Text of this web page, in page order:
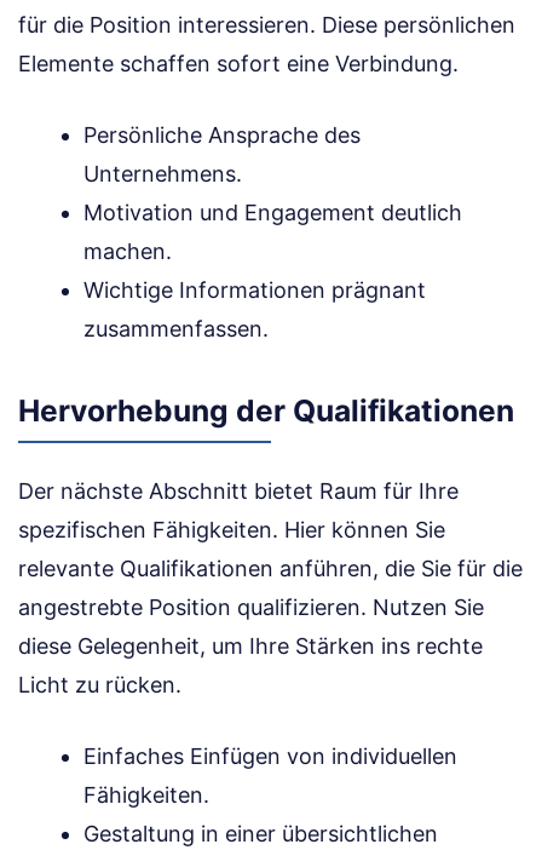
für die Position interessieren. Diese persönlichen
Elemente schaffen sofort eine Verbindung.
Persönliche Ansprache des
Unternehmens.
Motivation und Engagement deutlich
machen.
Wichtige Informationen prägnant
zusammenfassen.
Hervorhebung der Qualifikationen
Der nächste Abschnitt bietet Raum für Ihre
spezifischen Fähigkeiten. Hier können Sie
relevante Qualifikationen anführen, die Sie für die
angestrebte Position qualifizieren. Nutzen Sie
diese Gelegenheit, um Ihre Stärken ins rechte
Licht zu rücken.
Einfaches Einfügen von individuellen
Fähigkeiten.
Gestaltung in einer übersichtlichen